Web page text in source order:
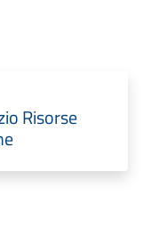
Risorse